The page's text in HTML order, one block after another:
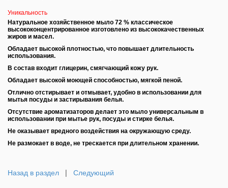
Уникальность
Натуральное хозяйственное мыло 72 % классическое
высококонцентрированное изготовлено из высококачественных
жиров и масел.
Обладает высокой плотностью, что повышает длительность
использования.
В состав входит глицерин, смягчающий кожу рук.
Обладает высокой моющей способностью, мягкой пеной.
Отлично отстирывает и отмывает, удобно в использовании для
мытья посуды и застирывания белья.
Отсутствие ароматизаторов делает это мыло универсальным в
использовании при мытье рук, посуды и стирке белья.
Не оказывает вредного воздействия на окружающую среду.
Не размокает в воде, не трескается при длительном хранении.
Назад в раздел | Следующий